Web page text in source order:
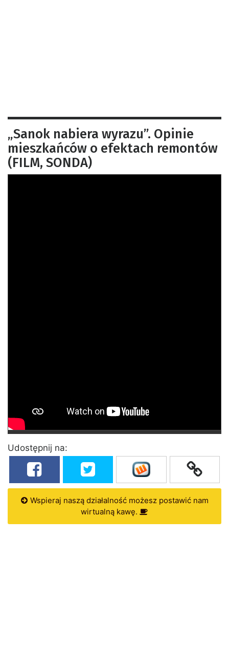
„Sanok nabiera wyrazu”. Opinie
mieszkańców o efektach remontów
(FILM, SONDA)
Udostępnij na:
Wspieraj naszą działalność możesz postawić nam
wirtualną kawę.